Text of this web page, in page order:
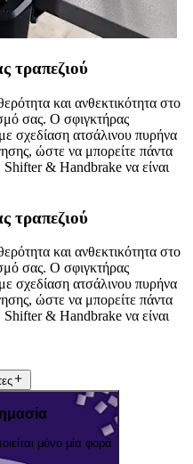
τραπεζιού
και ανθεκτικότητα στο
σας. Ο σφιγκτήρας
σχεδίαση ατσάλινου πυρήνα
ώστε να μπορείτε πάντα
& Handbrake να είναι
τραπεζιού
και ανθεκτικότητα στο
σας. Ο σφιγκτήρας
σχεδίαση ατσάλινου πυρήνα
ώστε να μπορείτε πάντα
& Handbrake να είναι
μόνο μία φορά